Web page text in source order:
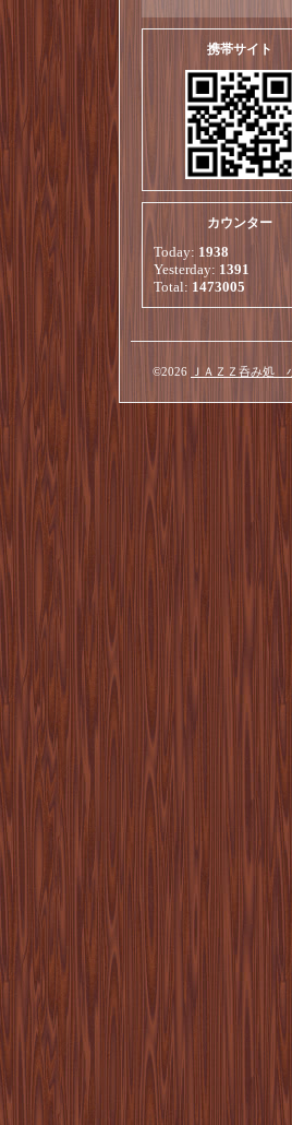
携帯サイト
カウンター
Today: 1938
Yesterday: 1391
Total: 1473005
©2026 ＪＡＺＺ呑み処